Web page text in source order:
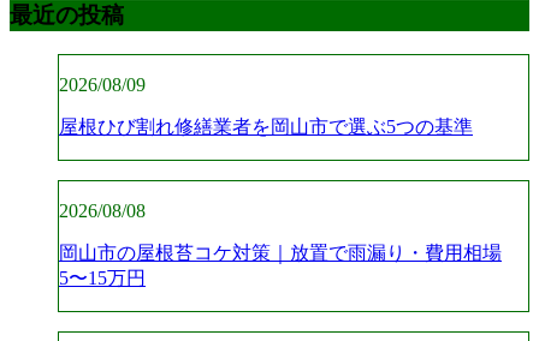
最近の投稿
2026/08/09
屋根ひび割れ修繕業者を岡山市で選ぶ5つの基準
2026/08/08
岡山市の屋根苔コケ対策｜放置で雨漏り・費用相場
5〜15万円